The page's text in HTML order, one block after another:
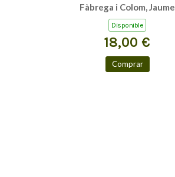
Fàbrega i Colom, Jaume
Disponible
18,00 €
Comprar